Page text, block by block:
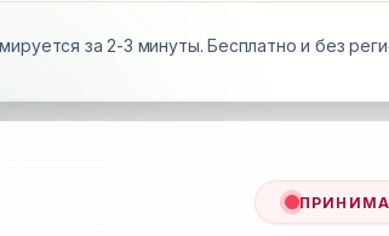
за 2-3 минуты. Бесплатно и без